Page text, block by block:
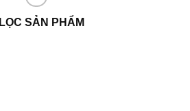
LỌC SẢN PHẨM